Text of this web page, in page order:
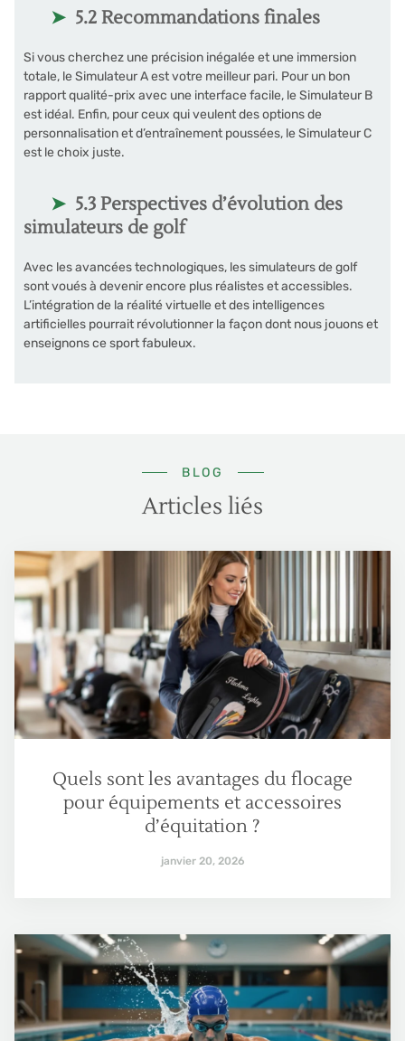
5.2 Recommandations finales
Si vous cherchez une précision inégalée et une immersion
totale, le Simulateur A est votre meilleur pari. Pour un bon
rapport qualité-prix avec une interface facile, le Simulateur B
est idéal. Enfin, pour ceux qui veulent des options de
personnalisation et d’entraînement poussées, le Simulateur C
est le choix juste.
5.3 Perspectives d’évolution des
simulateurs de golf
Avec les avancées technologiques, les simulateurs de golf
sont voués à devenir encore plus réalistes et accessibles.
L’intégration de la réalité virtuelle et des intelligences
artificielles pourrait révolutionner la façon dont nous jouons et
enseignons ce sport fabuleux.
BLOG
Articles liés
Quels sont les avantages du flocage
pour équipements et accessoires
d’équitation ?
janvier 20, 2026